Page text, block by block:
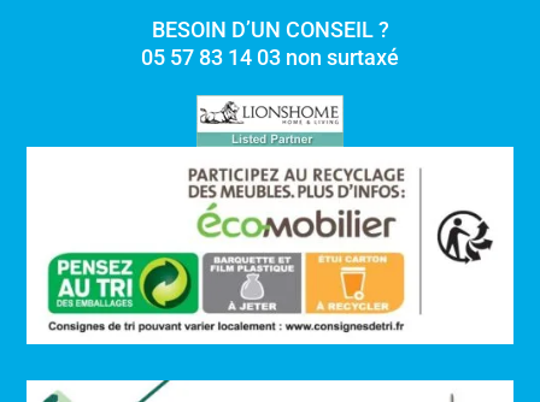
BESOIN D’UN CONSEIL ?
05 57 83 14 03 non surtaxé